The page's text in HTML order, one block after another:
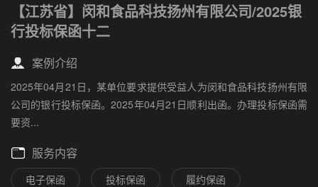
【江苏省】闵和食品科技扬州有限公司/2025银
行投标保函十二
案例介绍
2025年04月21日，某单位要求提供受益人为闵和食品科技扬州有限
公司的银行投标保函。2025年04月21日顺利出函。办理投标保函需
要资...
服务内容
电子保函 投标保函 履约保函